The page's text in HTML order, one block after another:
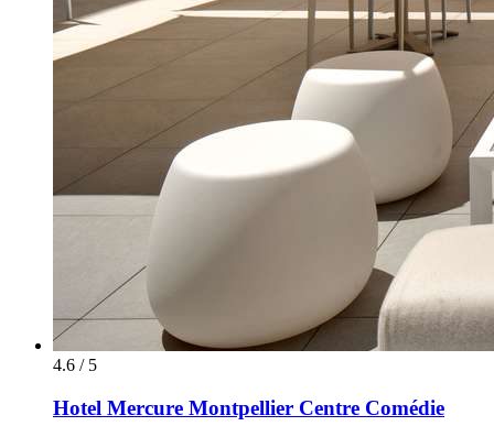
4.6 / 5
Hotel Mercure Montpellier Centre Comédie